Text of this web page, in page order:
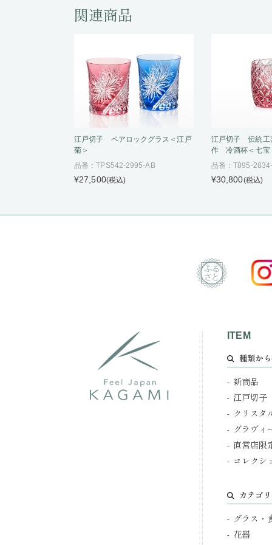
関連商品
江戸切子 ペアロックグラス＜江戸
菊＞
品番：TPS542-2995-AB
¥27,500(税込)
江戸切子 伝統工
作 冷酒杯＜七宝
品番：T895-
¥30,800(税込)
ITEM
種類か
新商品
江戸切子
クリスタ
グラヴィ
直営店限
コレクシ
カテゴ
グラス・
花器